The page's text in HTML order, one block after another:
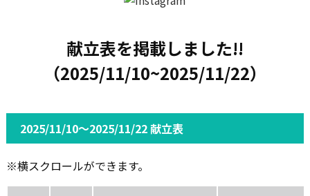
献立表を掲載しました!!
（2025/11/10~2025/11/22）
2025/11/10～2025/11/22 献立表
※横スクロールができます。